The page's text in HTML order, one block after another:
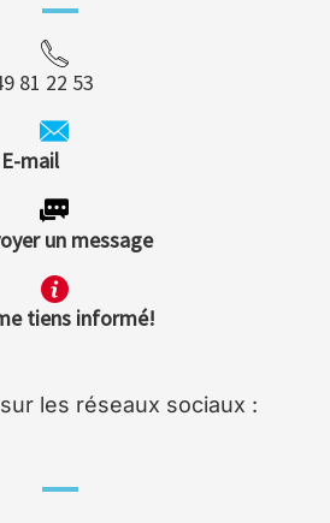
81 22 53
E-mail
un message
tiens informé!
les réseaux sociaux :